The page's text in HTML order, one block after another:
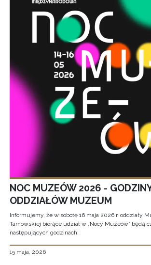
NOC MUZEÓW 2026 -
ODDZIAŁÓW MUZEUM
Informujemy, że w sobotę 16 maja 2026 r. oddziały
Tarnowskiej biorące udział w „Nocy Muzeów” będą
następujących godzinach:
15 maja, 2026